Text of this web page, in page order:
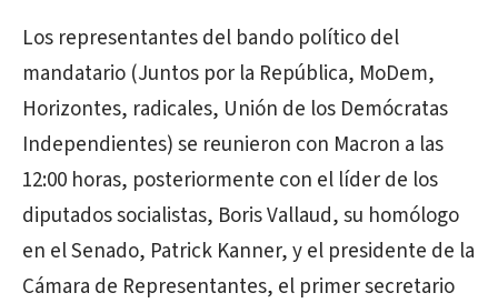
Los representantes del bando político del
mandatario (Juntos por la República, MoDem,
Horizontes, radicales, Unión de los Demócratas
Independientes) se reunieron con Macron a las
12:00 horas, posteriormente con el líder de los
diputados socialistas, Boris Vallaud, su homólogo
en el Senado, Patrick Kanner, y el presidente de la
Cámara de Representantes, el primer secretario